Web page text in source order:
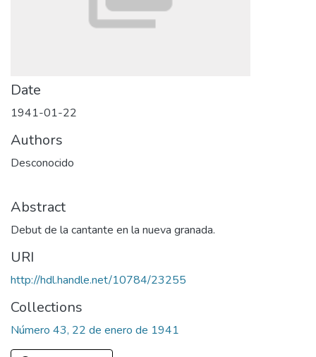
Date
1941-01-22
Authors
Desconocido
Abstract
Debut de la cantante en la nueva granada.
URI
http://hdl.handle.net/10784/23255
Collections
Número 43, 22 de enero de 1941